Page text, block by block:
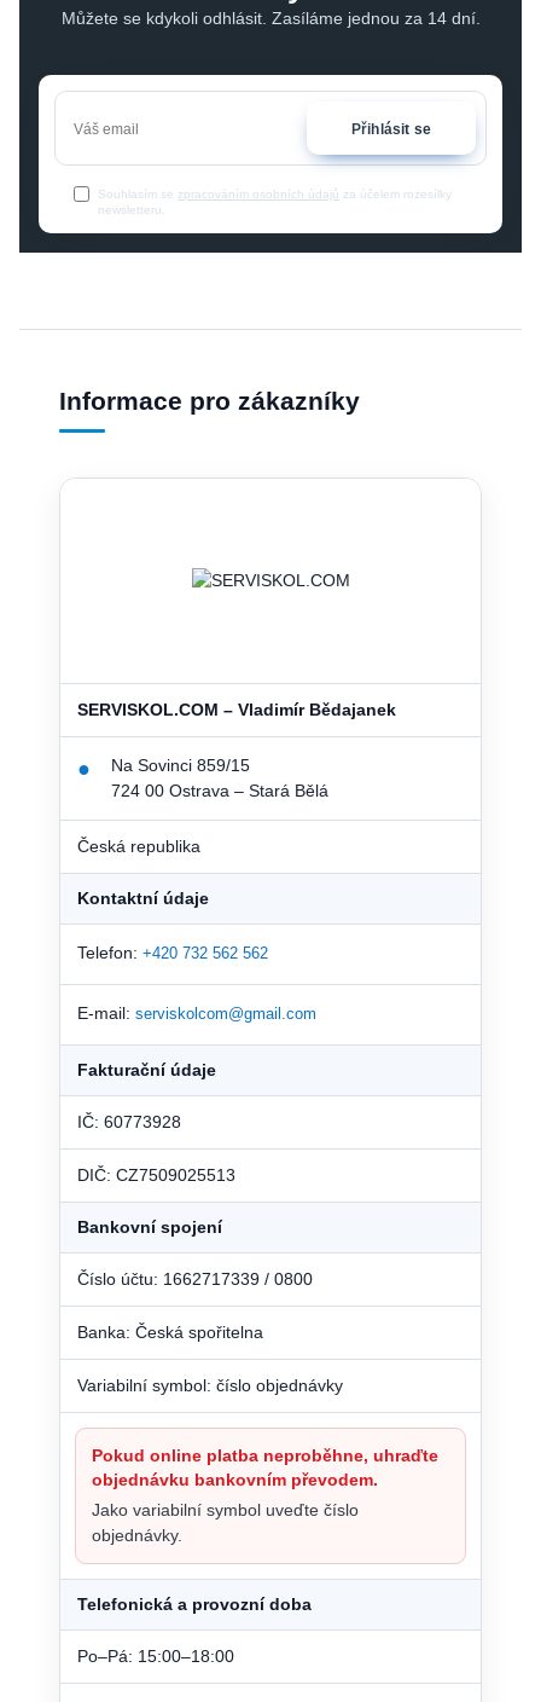
Můžete se kdykoli odhlásit. Zasíláme jednou za 14 dní.
Přihlásit se
Souhlasím se zpracováním osobních údajů za účelem rozesílky
newsletteru.
Informace pro zákazníky
SERVISKOL.COM – Vladimír Bědajanek
●
Na Sovinci 859/15
724 00 Ostrava – Stará Bělá
Česká republika
Kontaktní údaje
Telefon: +420 732 562 562
E-mail: serviskolcom@gmail.com
Fakturační údaje
IČ: 60773928
DIČ: CZ7509025513
Bankovní spojení
Číslo účtu: 1662717339 / 0800
Banka: Česká spořitelna
Variabilní symbol: číslo objednávky
Pokud online platba neproběhne, uhraďte
objednávku bankovním převodem.
Jako variabilní symbol uveďte číslo
objednávky.
Telefonická a provozní doba
Po–Pá: 15:00–18:00